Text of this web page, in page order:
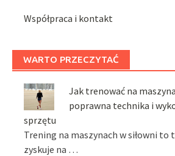
Współpraca i kontakt
WARTO PRZECZYTAĆ
Jak trenować na
poprawna technika i
sprzętu
Trening na maszynach w siłowni
zyskuje na …